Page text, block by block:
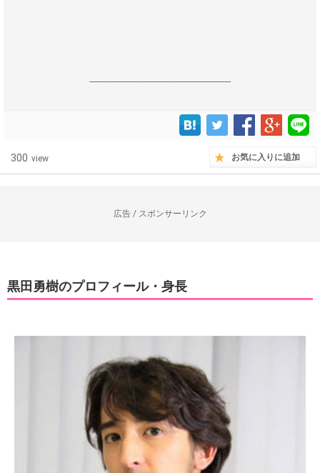
------------------------------------------------------------------
300 view お気に入りに追加
広告 / スポンサーリンク
黒田勇樹のプロフィール・身長